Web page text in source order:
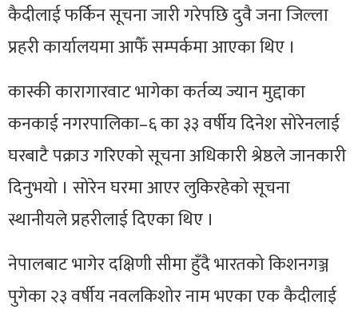
कैदीलाई फर्किन सूचना जारी गरेपछि दुवै जना जिल्ला
प्रहरी कार्यालयमा आफैँ सम्पर्कमा आएका थिए ।
कास्की कारागारवाट भागेका कर्तव्य ज्यान मुद्दाका
कनकाई नगरपालिका–६ का ३३ वर्षीय दिनेश सोरेनलाई
घरबाटै पक्राउ गरिएको सूचना अधिकारी श्रेष्ठले जानकारी
दिनुभयो । सोरेन घरमा आएर लुकिरहेको सूचना
स्थानीयले प्रहरीलाई दिएका थिए ।
नेपालबाट भागेर दक्षिणी सीमा हुँदै भारतको किशनगञ्ज
पुगेका २३ वर्षीय नवलकिशोर नाम भएका एक कैदीलाई